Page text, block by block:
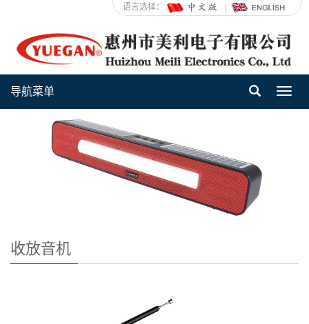
语言选择：
导航菜单
收放音机